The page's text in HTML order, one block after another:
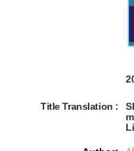
Title Translation :